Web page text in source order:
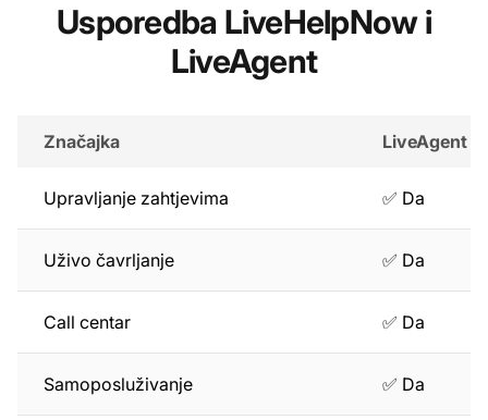
Usporedba LiveHelpNow i
LiveAgent
Značajka LiveAgent
Upravljanje zahtjevima ✅ Da
Uživo čavrljanje ✅ Da
Call centar ✅ Da
Samoposluživanje ✅ Da